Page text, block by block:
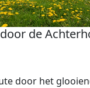
de
door het